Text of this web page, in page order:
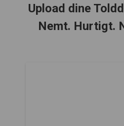
Upload dine
Nemt. Hurtigt.